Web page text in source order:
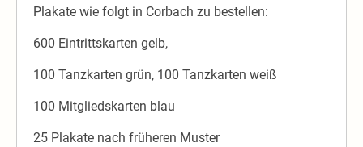
Plakate wie folgt in Corbach zu bestellen:
600 Eintrittskarten gelb,
100 Tanzkarten grün, 100 Tanzkarten weiß
100 Mitgliedskarten blau
25 Plakate nach früheren Muster